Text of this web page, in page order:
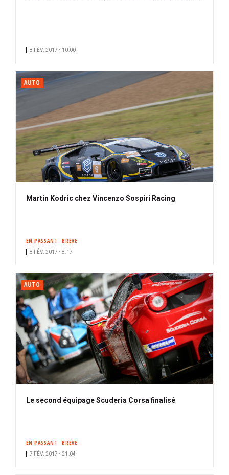
8 FÉV. 2017 • 10:00
AUTO
Martin Kodric chez Vincenzo Sospiri Racing
EN PASSANT BRÈVE
8 FÉV. 2017 • 8:17
AUTO
Le second équipage Scuderia Corsa finalisé
EN PASSANT BRÈVE
7 FÉV. 2017 • 21:04